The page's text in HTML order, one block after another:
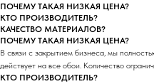
ПОЧЕМУ ТАКАЯ НИЗКАЯ ЦЕНА?
КТО ПРОИЗВОДИТЕЛЬ?
КАЧЕСТВО МАТЕРИАЛОВ?
ПОЧЕМУ ТАКАЯ НИЗКАЯ ЦЕНА?
В связи с закрытием бизнеса, мы
действует на все обои. Количество
КТО ПРОИЗВОДИТЕЛЬ?